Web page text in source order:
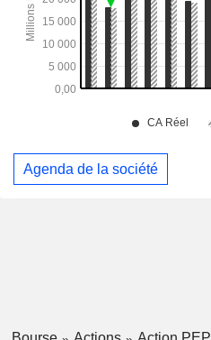
Agenda de la société